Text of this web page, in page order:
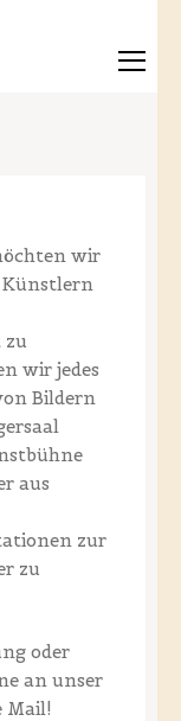
wir
zu
wir jedes
Bildern
aus
zur
zu
oder
an unser
Mail!